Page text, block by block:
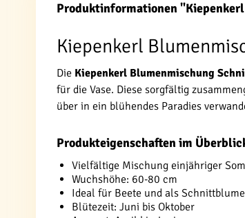
Produktinformationen
Kiepenkerl
Die Kiepenkerl Blumenmischung
für die Vase. Diese sorgfältig
über in ein blühendes Paradies
Produkteigenschaften im
Vielfältige Mischung einjähriger
Wuchshöhe: 60-80 cm
Ideal für Beete und als
Blütezeit: Juni bis Oktober